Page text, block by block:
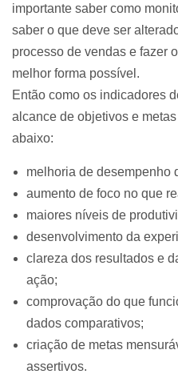
importante saber como
saber o que deve ser
processo de vendas e fazer
melhor forma possível.
Então como os indicadores
alcance de objetivos e
abaixo:
melhoria de desempenho
aumento de foco no que
maiores níveis de
desenvolvimento da
clareza dos resultados e
ação;
comprovação do que
dados comparativos;
criação de metas
assertivos.